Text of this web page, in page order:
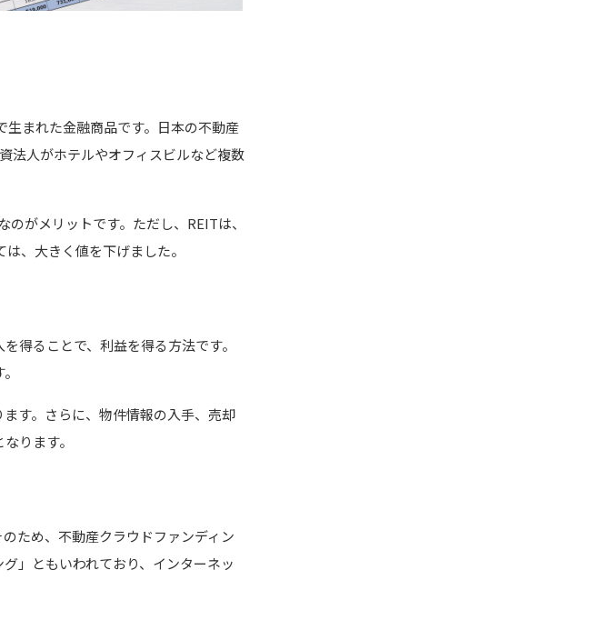
まれた金融商品です。日本の不動産
法人がホテルやオフィスビルなど複数
がメリットです。ただし、REITは、
、大きく値を下げました。
得ることで、利益を得る方法です。
す。さらに、物件情報の入手、売却
ります。
ため、不動産クラウドファンディン
」ともいわれており、インターネッ